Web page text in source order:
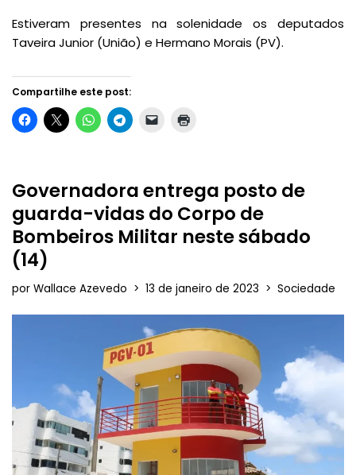
Estiveram presentes na solenidade os deputados
Taveira Junior (União) e Hermano Morais (PV).
Compartilhe este post:
Governadora entrega posto de
guarda-vidas do Corpo de
Bombeiros Militar neste sábado
(14)
por Wallace Azevedo 13 de janeiro de 2023 Sociedade